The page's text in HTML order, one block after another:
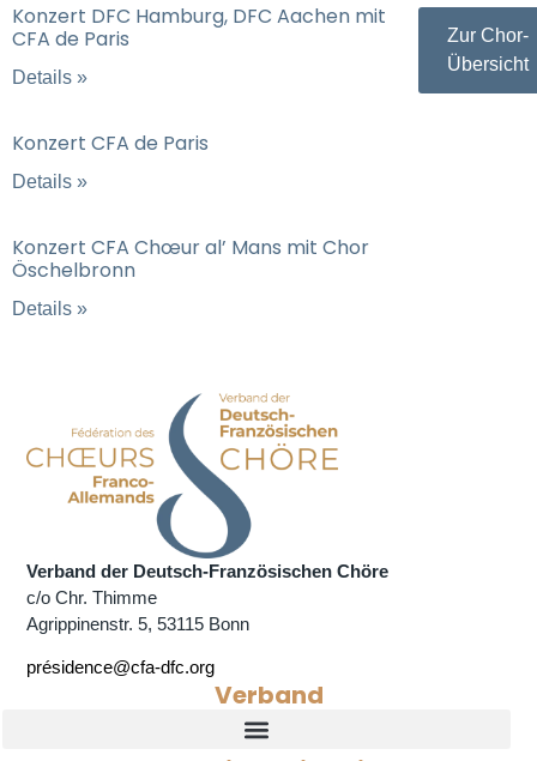
Konzert DFC Hamburg, DFC Aachen mit
CFA de Paris
Details »
Konzert CFA de Paris
Details »
Konzert CFA Chœur al’ Mans mit Chor
Öschelbronn
Details »
Zur Chor-
Übersicht
Verband der Deutsch-Französischen Chöre
c/o Chr. Thimme
Agrippinenstr. 5, 53115 Bonn
présidence@cfa-dfc.org
Verband